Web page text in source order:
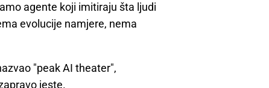
agente koji imitiraju šta ljudi
evolucije namjere, nema
"peak AI theater",
jeste.